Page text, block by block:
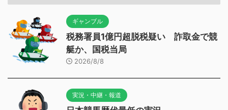
ギャンブル
税務署員1億円超脱税疑い 詐取金で競
艇か、国税当局
2026/8/8
実況・中継・報道